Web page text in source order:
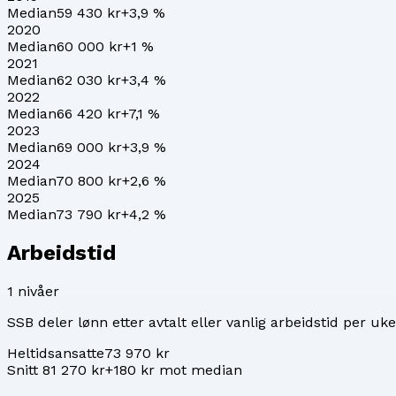
Median59 430 kr+3,9 %
2020
Median60 000 kr+1 %
2021
Median62 030 kr+3,4 %
2022
Median66 420 kr+7,1 %
2023
Median69 000 kr+3,9 %
2024
Median70 800 kr+2,6 %
2025
Median73 790 kr+4,2 %
Arbeidstid
1 nivåer
SSB deler lønn etter avtalt eller vanlig arbeidstid per
Heltidsansatte73 970 kr
Snitt 81 270 kr+180 kr mot median